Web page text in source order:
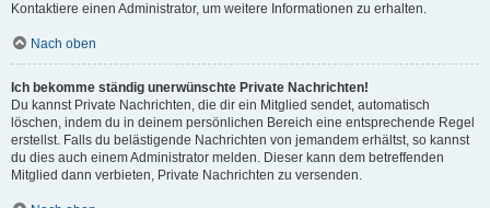
Kontaktiere einen Administrator, um weitere Informationen zu erhalten.
Nach oben
Ich bekomme ständig unerwünschte Private Nachrichten!
Du kannst Private Nachrichten, die dir ein Mitglied sendet, automatisch
löschen, indem du in deinem persönlichen Bereich eine entsprechende Regel
erstellst. Falls du belästigende Nachrichten von jemandem erhältst, so kannst
du dies auch einem Administrator melden. Dieser kann dem betreffenden
Mitglied dann verbieten, Private Nachrichten zu versenden.